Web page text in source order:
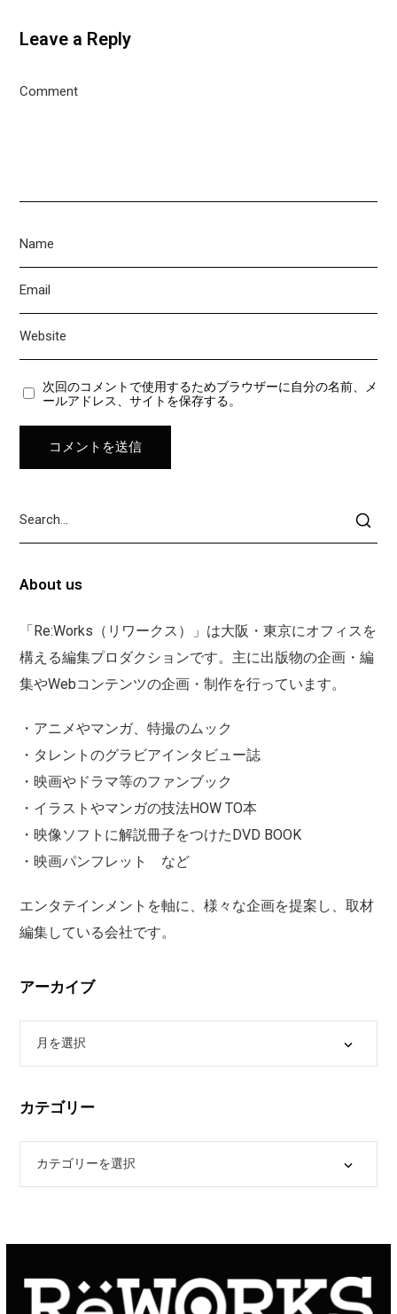
Leave a Reply
次回のコメントで使用するためブラウザーに自分の名前、メ
ールアドレス、サイトを保存する。
About us
「Re:Works（リワークス）」は大阪・東京にオフィスを
構える編集プロダクションです。主に出版物の企画・編
集やWebコンテンツの企画・制作を行っています。
・アニメやマンガ、特撮のムック
・タレントのグラビアインタビュー誌
・映画やドラマ等のファンブック
・イラストやマンガの技法HOW TO本
・映像ソフトに解説冊子をつけたDVD BOOK
・映画パンフレット など
エンタテインメントを軸に、様々な企画を提案し、取材
編集している会社です。
アーカイブ
カテゴリー